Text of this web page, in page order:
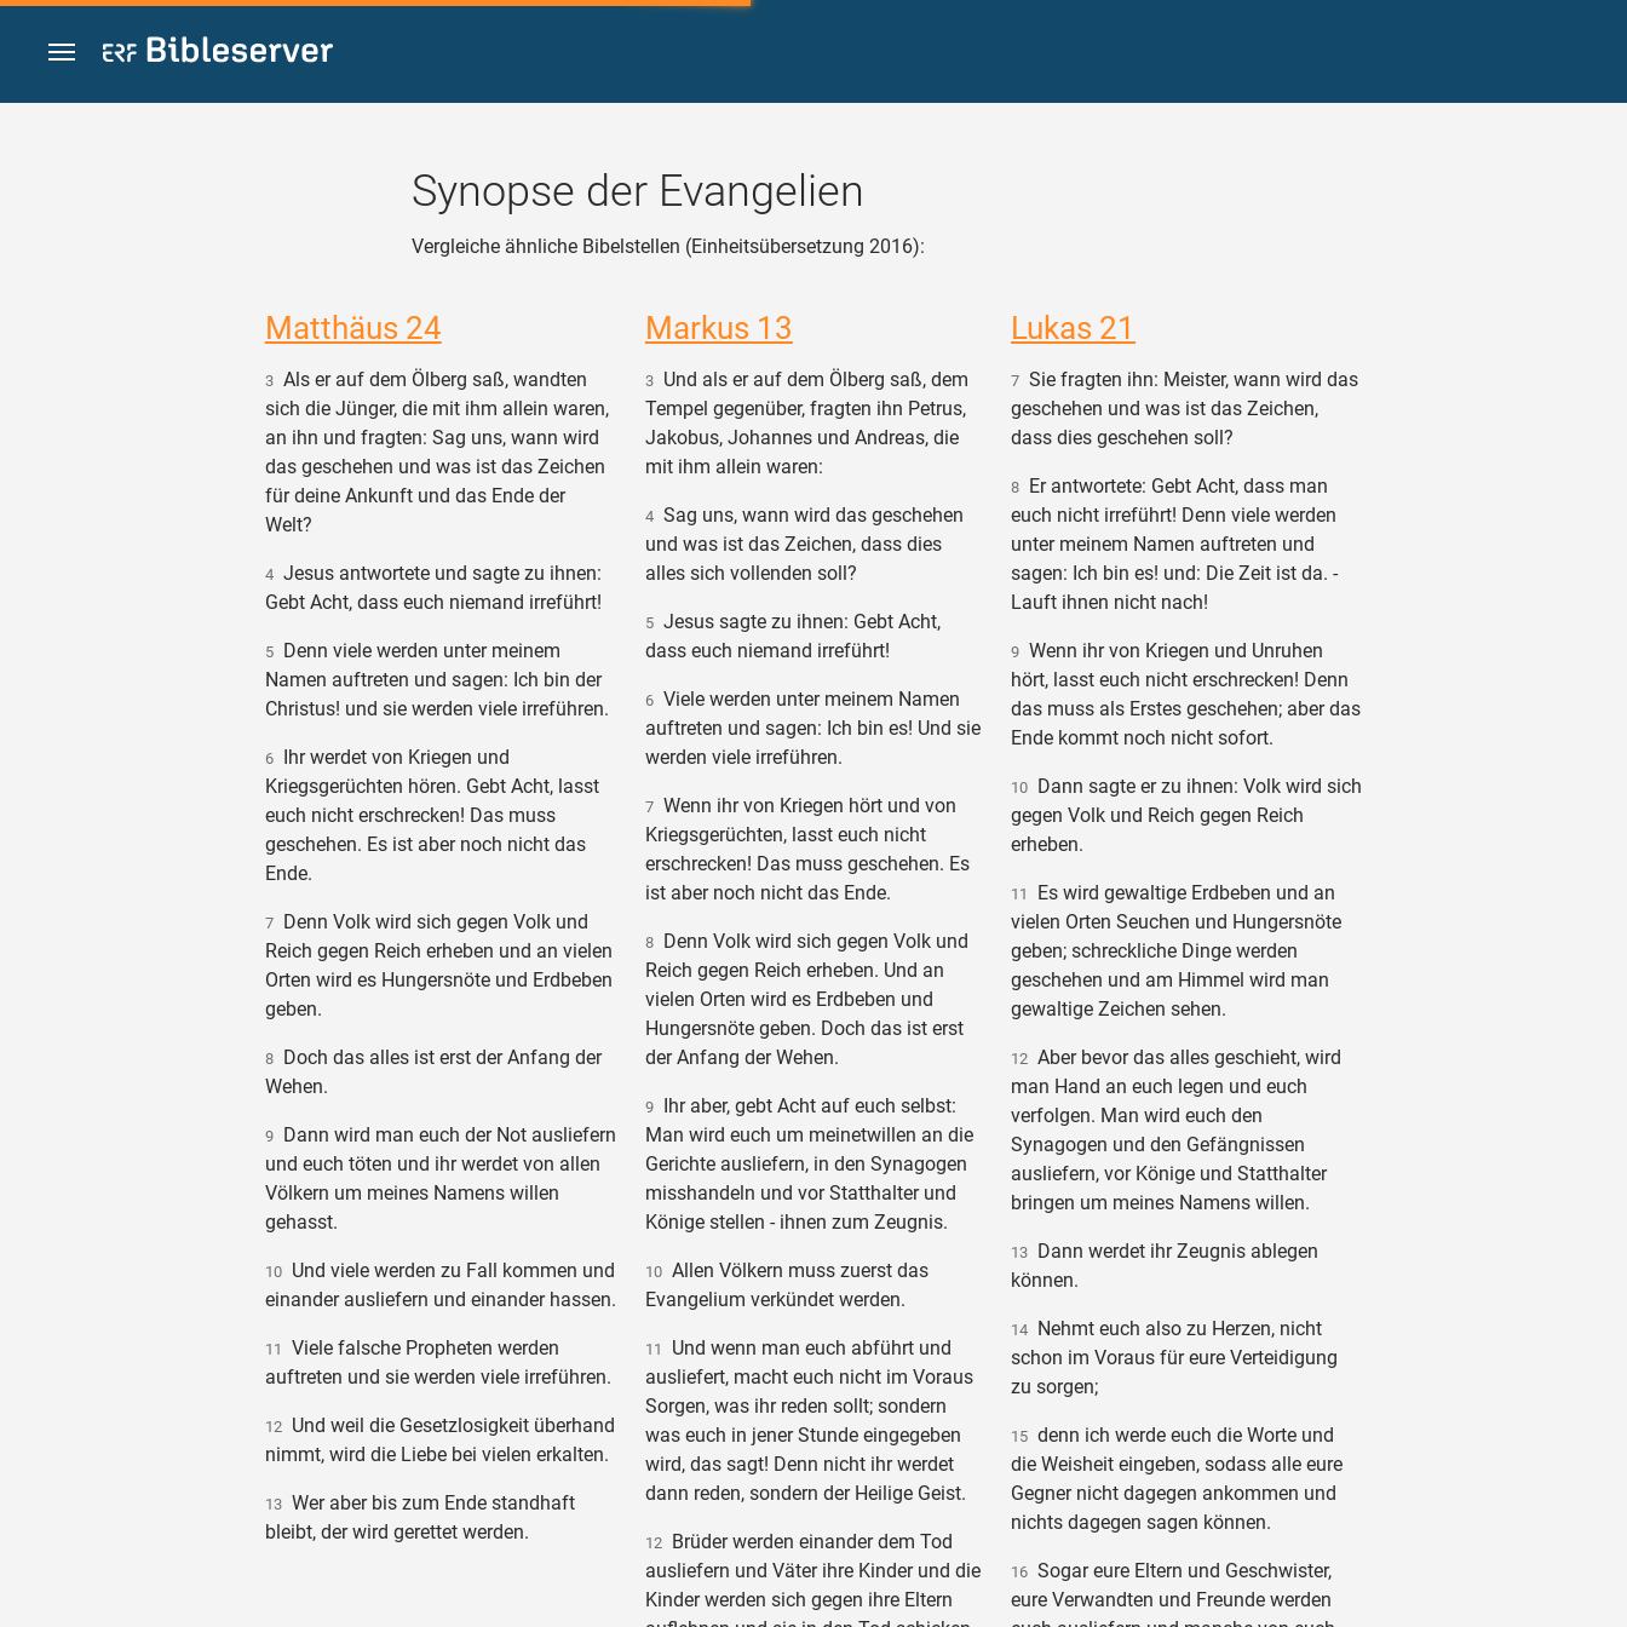
Zum Inhalt springen
Synopse der Evangelien
Vergleiche ähnliche Bibelstellen (Einheitsübersetzung 2016):
Matthäus 24
3Als er auf dem Ölberg saß, wandten
sich die Jünger, die mit ihm allein waren,
an ihn und fragten: Sag uns, wann wird
das geschehen und was ist das Zeichen
für deine Ankunft und das Ende der
Welt?
4Jesus antwortete und sagte zu ihnen:
Gebt Acht, dass euch niemand irreführt!
5Denn viele werden unter meinem
Namen auftreten und sagen: Ich bin der
Christus! und sie werden viele irreführen.
6Ihr werdet von Kriegen und
Kriegsgerüchten hören. Gebt Acht, lasst
euch nicht erschrecken! Das muss
geschehen. Es ist aber noch nicht das
Ende.
7Denn Volk wird sich gegen Volk und
Reich gegen Reich erheben und an vielen
Orten wird es Hungersnöte und Erdbeben
geben.
8Doch das alles ist erst der Anfang der
Wehen.
9Dann wird man euch der Not ausliefern
und euch töten und ihr werdet von allen
Völkern um meines Namens willen
gehasst.
10Und viele werden zu Fall kommen und
einander ausliefern und einander hassen.
11
Viele falsche Propheten werden
auftreten und sie werden viele irreführen.
12Und weil die Gesetzlosigkeit überhand
nimmt, wird die Liebe bei vielen erkalten.
13Wer aber bis zum Ende standhaft
bleibt, der wird gerettet werden.
Markus 13
3Und als er auf dem Ölberg saß, dem
Tempel gegenüber, fragten ihn Petrus,
Jakobus, Johannes und Andreas, die
mit ihm allein waren:
4Sag uns, wann wird das geschehen
und was ist das Zeichen, dass dies
alles sich vollenden soll?
5Jesus sagte zu ihnen: Gebt Acht,
dass euch niemand irreführt!
6Viele werden unter meinem Namen
auftreten und sagen: Ich bin es! Und sie
werden viele irreführen.
7Wenn ihr von Kriegen hört und von
Kriegsgerüchten, lasst euch nicht
erschrecken! Das muss geschehen. Es
ist aber noch nicht das Ende.
8Denn Volk wird sich gegen Volk und
Reich gegen Reich erheben. Und an
vielen Orten wird es Erdbeben und
Hungersnöte geben. Doch das ist erst
der Anfang der Wehen.
9Ihr aber, gebt Acht auf euch selbst:
Man wird euch um meinetwillen an die
Gerichte ausliefern, in den Synagogen
misshandeln und vor Statthalter und
Könige stellen - ihnen zum Zeugnis.
10Allen Völkern muss zuerst das
Evangelium verkündet werden.
11
Und wenn man euch abführt und
ausliefert, macht euch nicht im Voraus
Sorgen, was ihr reden sollt; sondern
was euch in jener Stunde eingegeben
wird, das sagt! Denn nicht ihr werdet
dann reden, sondern der Heilige Geist.
12Brüder werden einander dem Tod
ausliefern und Väter ihre Kinder und die
Kinder werden sich gegen ihre Eltern
Lukas 21
7 Sie fragten ihn: Meister, wann wird das
geschehen und was ist das Zeichen,
dass dies geschehen soll?
8 Er antwortete: Gebt Acht, dass man
euch nicht irreführt! Denn viele werden
unter meinem Namen auftreten und
sagen: Ich bin es! und: Die Zeit ist da. -
Lauft ihnen nicht nach!
9 Wenn ihr von Kriegen und Unruhen
hört, lasst euch nicht erschrecken! Denn
das muss als Erstes geschehen; aber das
Ende kommt noch nicht sofort.
10 Dann sagte er zu ihnen: Volk wird sich
gegen Volk und Reich gegen Reich
erheben.
11
Es wird gewaltige Erdbeben und an
vielen Orten Seuchen und Hungersnöte
geben; schreckliche Dinge werden
geschehen und am Himmel wird man
gewaltige Zeichen sehen.
12 Aber bevor das alles geschieht, wird
man Hand an euch legen und euch
verfolgen. Man wird euch den
Synagogen und den Gefängnissen
ausliefern, vor Könige und Statthalter
bringen um meines Namens willen.
13 Dann werdet ihr Zeugnis ablegen
können.
14 Nehmt euch also zu Herzen, nicht
schon im Voraus für eure Verteidigung
zu sorgen;
15 denn ich werde euch die Worte und
die Weisheit eingeben, sodass alle eure
Gegner nicht dagegen ankommen und
nichts dagegen sagen können.
16 Sogar eure Eltern und Geschwister,
eure Verwandten und Freunde werden